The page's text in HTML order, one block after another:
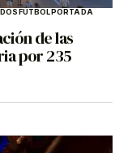
FÚTBOL PORTADA
de las
por 235